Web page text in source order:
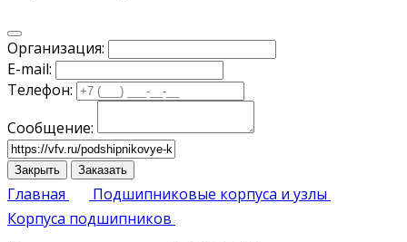
Организация:
E-mail:
Телефон:
Сообщение:
Закрыть Заказать
Главная
Подшипниковые корпуса и узлы
Корпуса подшипников